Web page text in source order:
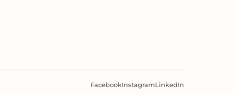
FacebookInstagramLinkedIn